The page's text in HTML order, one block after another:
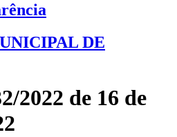
DE
2022 de 16 de